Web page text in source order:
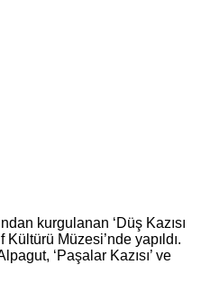
kurgulanan ‘Düş Kazısı
Müzesi’nde yapıldı.
‘Paşalar Kazısı’ ve